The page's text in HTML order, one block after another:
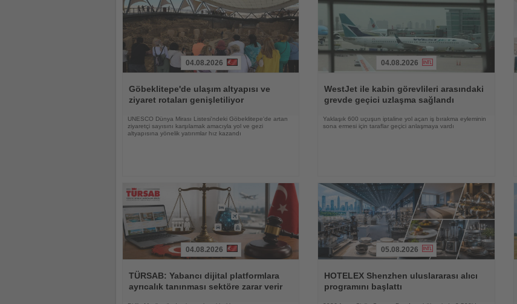
Oku
04.08.2026
Göbeklitepe'de ulaşım altyapısı ve
ziyaret rotaları genişletiliyor
UNESCO Dünya Mirası Listesi'ndeki Göbeklitepe'de artan
ziyaretçi sayısını karşılamak amacıyla yol ve gezi
altyapısına yönelik yatırımlar hız kazandı
Oku
04.08.2026
WestJet ile kabin görevlileri arasındaki
grevde geçici uzlaşma sağlandı
Yaklaşık 600 uçuşun iptaline yol açan iş bırakma eyleminin
sona ermesi için taraflar geçici anlaşmaya vardı
Oku
04.08.2026
TÜRSAB: Yabancı dijital platformlara
ayrıcalık tanınması sektöre zarar verir
Oku
05.08.2026
HOTELEX Shenzhen uluslararası alıcı
programını başlattı